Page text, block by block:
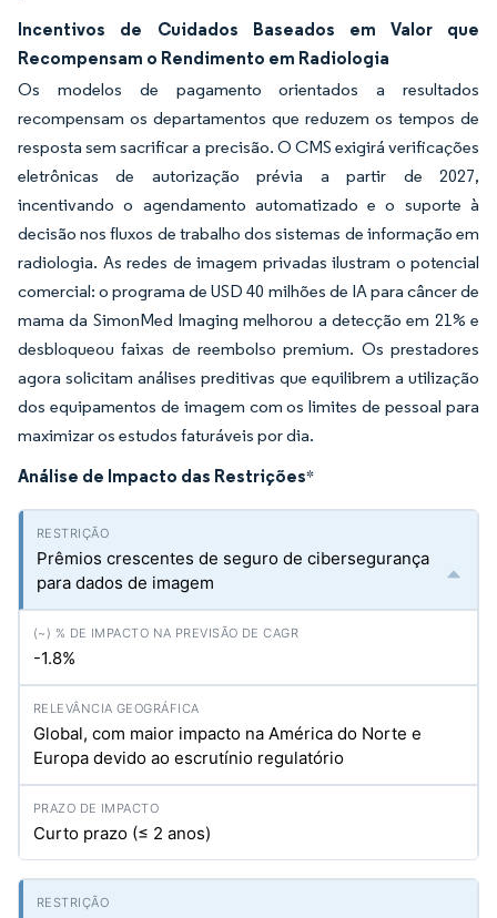
Incentivos de Cuidados Baseados em Valor que
Recompensam o Rendimento em Radiologia
Os modelos de pagamento orientados a resultados
recompensam os departamentos que reduzem os tempos de
resposta sem sacrificar a precisão. O CMS exigirá verificações
eletrônicas de autorização prévia a partir de 2027,
incentivando o agendamento automatizado e o suporte à
decisão nos fluxos de trabalho dos sistemas de informação em
radiologia. As redes de imagem privadas ilustram o potencial
comercial: o programa de USD 40 milhões de IA para câncer de
mama da SimonMed Imaging melhorou a detecção em 21% e
desbloqueou faixas de reembolso premium. Os prestadores
agora solicitam análises preditivas que equilibrem a utilização
dos equipamentos de imagem com os limites de pessoal para
maximizar os estudos faturáveis por dia.
Análise de Impacto das Restrições*
Prêmios crescentes de seguro de cibersegurança
para dados de imagem
-1.8%
Global, com maior impacto na América do Norte e
Europa devido ao escrutínio regulatório
Curto prazo (≤ 2 anos)